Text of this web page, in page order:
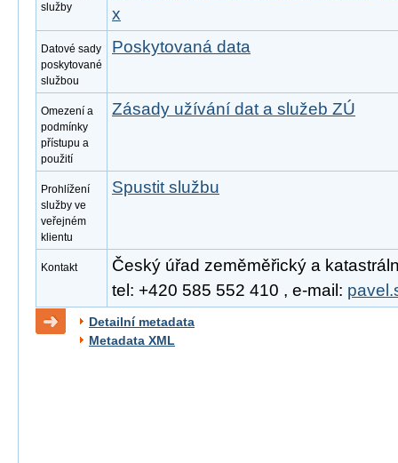
služby
x
Datové sady
poskytované
službou
Poskytovaná data
Omezení a
podmínky
přístupu a
použití
Zásady užívání dat a služeb ZÚ
Prohlížení
služby ve
veřejném
klientu
Spustit službu
Kontakt
Český úřad zeměměřický a
tel: +420 585 552 410 , e-mail:
Detailní metadata
Metadata XML